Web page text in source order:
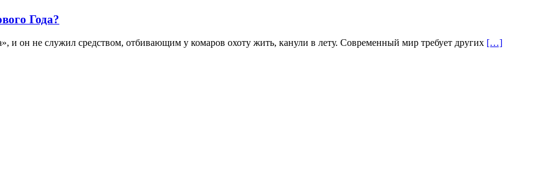
Года?
и он не служил средством, отбивающим у комаров охоту жить, канули в лету. Современный мир требует других […]